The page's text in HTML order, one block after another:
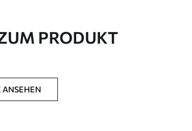
PRODUKT
ANSEHEN